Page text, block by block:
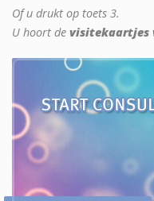
Of u drukt op toets 3.
U hoort de visitekaartjes